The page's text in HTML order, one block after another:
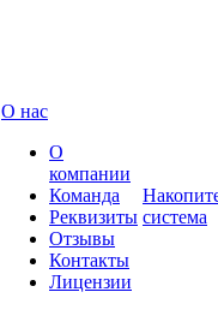
О нас
О
компании
Команда
Реквизиты
Отзывы
Контакты
Лицензии
система